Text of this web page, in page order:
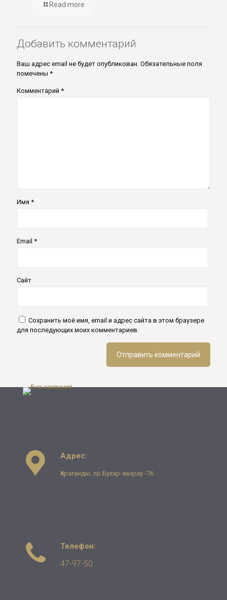
Read more
Добавить комментарий
Ваш адрес email не будет опубликован. Обязательные поля
помечены *
Комментарий *
Имя *
Email *
Сайт
Сохранить моё имя, email и адрес сайта в этом браузере
для последующих моих комментариев.
Адрес:
Қарағанды, пр.Бухар-жырау -76
Телефон:
47-97-50